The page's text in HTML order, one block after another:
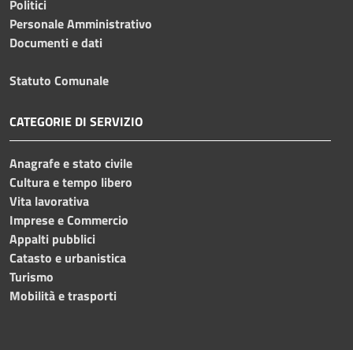
Politici
Personale Amministrativo
Documenti e dati
Statuto Comunale
CATEGORIE DI SERVIZIO
Anagrafe e stato civile
Cultura e tempo libero
Vita lavorativa
Imprese e Commercio
Appalti pubblici
Catasto e urbanistica
Turismo
Mobilità e trasporti